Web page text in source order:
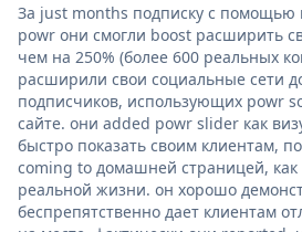
За just months подписку с помощью
powr они смогли boost расширить
чем на 250% (более 600 реальных
расширили свои социальные сети
подписчиков, использующих powr
сайте. они added powr slider как
быстро показать своим клиентам,
coming to домашней страницей, как
реальной жизни. он хорошо
беспрепятственно дает клиентам